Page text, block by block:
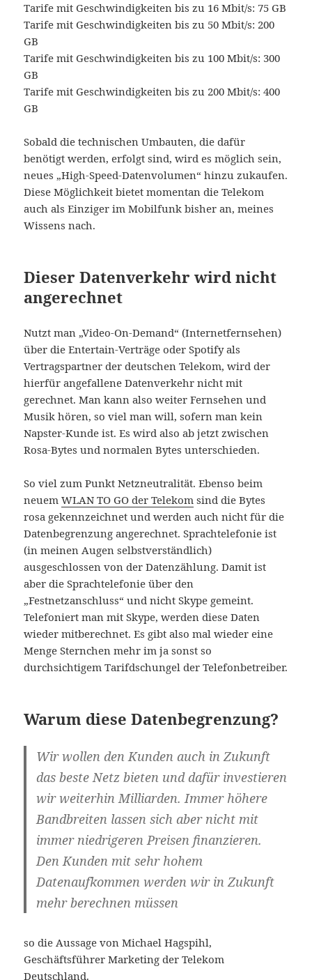
Tarife mit Geschwindigkeiten bis zu 16 Mbit/s: 75 GB
Tarife mit Geschwindigkeiten bis zu 50 Mbit/s: 200
GB
Tarife mit Geschwindigkeiten bis zu 100 Mbit/s: 300
GB
Tarife mit Geschwindigkeiten bis zu 200 Mbit/s: 400
GB
Sobald die technischen Umbauten, die dafür
benötigt werden, erfolgt sind, wird es möglich sein,
neues „High-Speed-Datenvolumen“ hinzu zukaufen.
Diese Möglichkeit bietet momentan die Telekom
auch als Einziger im Mobilfunk bisher an, meines
Wissens nach.
Dieser Datenverkehr wird nicht
angerechnet
Nutzt man „Video-On-Demand“ (Internetfernsehen)
über die Entertain-Verträge oder Spotify als
Vertragspartner der deutschen Telekom, wird der
hierfür angefallene Datenverkehr nicht mit
gerechnet. Man kann also weiter Fernsehen und
Musik hören, so viel man will, sofern man kein
Napster-Kunde ist. Es wird also ab jetzt zwischen
Rosa-Bytes und normalen Bytes unterschieden.
So viel zum Punkt Netzneutralität. Ebenso beim
neuemWLAN TO GO der Telekom sind die Bytes
rosa gekennzeichnet und werden auch nicht für die
Datenbegrenzung angerechnet. Sprachtelefonie ist
(in meinen Augen selbstverständlich)
ausgeschlossen von der Datenzählung. Damit ist
aber die Sprachtelefonie über den
„Festnetzanschluss“ und nicht Skype gemeint.
Telefoniert man mit Skype, werden diese Daten
wieder mitberechnet. Es gibt also mal wieder eine
Menge Sternchen mehr im ja sonst so
durchsichtigem Tarifdschungel der Telefonbetreiber.
Warum diese Datenbegrenzung?
Wir wollen den Kunden auch in Zukunft
das beste Netz bieten und dafür investieren
wir weiterhin Milliarden. Immer höhere
Bandbreiten lassen sich aber nicht mit
immer niedrigeren Preisen finanzieren.
Den Kunden mit sehr hohem
Datenaufkommen werden wir in Zukunft
mehr berechnen müssen
so die Aussage von Michael Hagspihl,
Geschäftsführer Marketing der Telekom
Deutschland.